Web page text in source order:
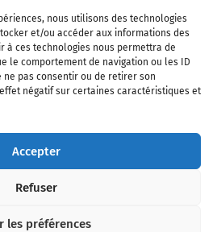
nous utilisons des technologies
et/ou accéder aux informations des
à ces technologies nous permettra de
le comportement de navigation ou les ID
ne pas consentir ou de retirer son
négatif sur certaines caractéristiques et
Accepter
Refuser
les préférences
ACCESSOIRES